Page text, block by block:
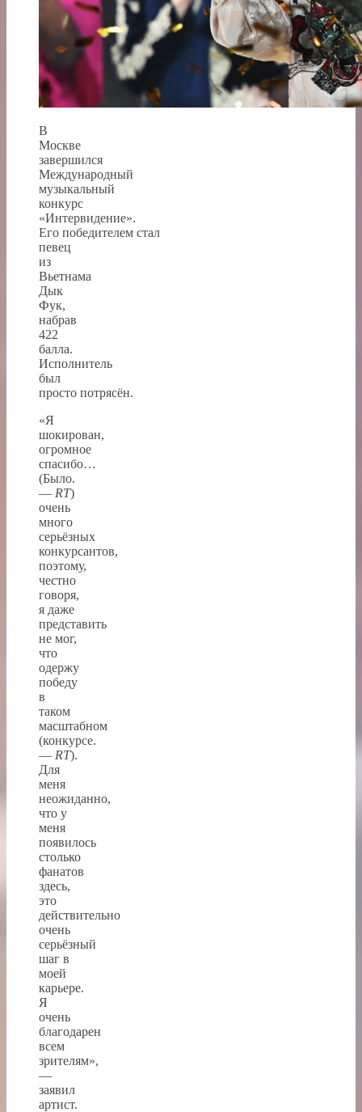
В
Москве
завершился
Международный
музыкальный
конкурс
«Интервидение».
Его победителем стал
певец
из
Вьетнама
Дык
Фук,
набрав
422
балла.
Исполнитель
был
просто потрясён.
«Я
шокирован,
огромное
спасибо…
(Было.
— RT)
очень
много
серьёзных
конкурсантов,
поэтому,
честно
говоря,
я даже
представить
не мог,
что
одержу
победу
в
таком
масштабном
(конкурсе.
— RT).
Для
меня
неожиданно,
что у
меня
появилось
столько
фанатов
здесь,
это
действительно
очень
серьёзный
шаг в
моей
карьере.
Я
очень
благодарен
всем
зрителям»,
—
заявил
артист.